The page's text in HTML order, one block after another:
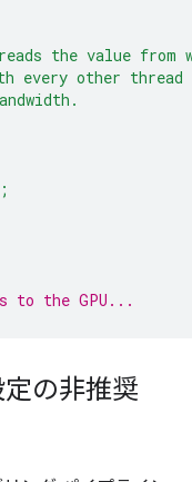
the value from
every other thread
to the GPU...
の非推奨